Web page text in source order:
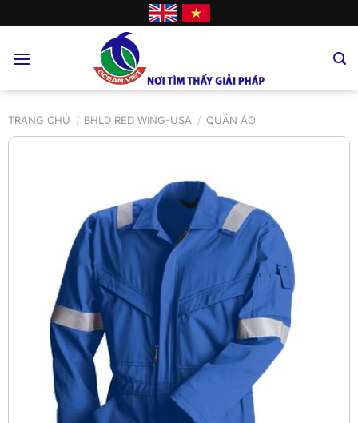
to
TRANG CHỦ / BHLD RED WING-USA / QUẦN ÁO